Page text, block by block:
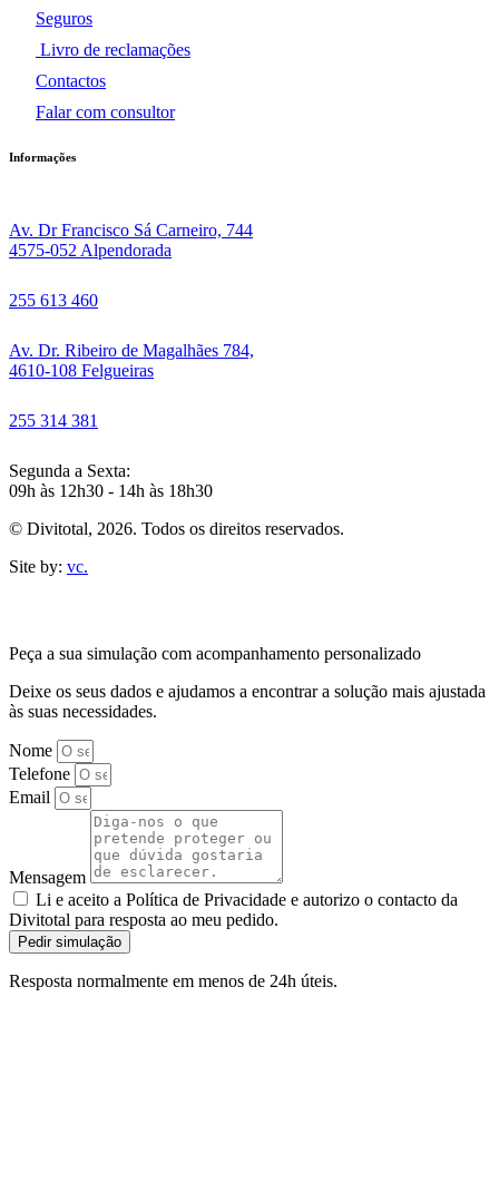
Seguros
Livro de reclamações
Contactos
Falar com consultor
Informações
Av. Dr Francisco Sá Carneiro, 744
4575-052 Alpendorada
255 613 460
Av. Dr. Ribeiro de Magalhães 784,
4610-108 Felgueiras
255 314 381
Segunda a Sexta:
09h às 12h30 - 14h às 18h30
© Divitotal, 2026. Todos os direitos reservados.
Site by: vc.
Peça a sua simulação com acompanhamento personalizado
Deixe os seus dados e ajudamos a encontrar a solução mais ajustada
às suas necessidades.
Nome
Telefone
Email
Mensagem
Li e aceito a Política de Privacidade e autorizo o contacto da
Divitotal para resposta ao meu pedido.
Pedir simulação
Resposta normalmente em menos de 24h úteis.